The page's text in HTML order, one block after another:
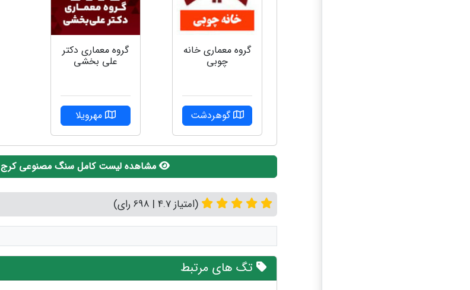
گروه‌ معماری خانه
چوبی
گوهردشت
گروه معماری دکتر
علی بخشی
مهرویلا
مشاهده لیست کامل سنگ مصنوعی کرج
(امتیاز 4.7 | 698 رای)
تگ های مرتبط